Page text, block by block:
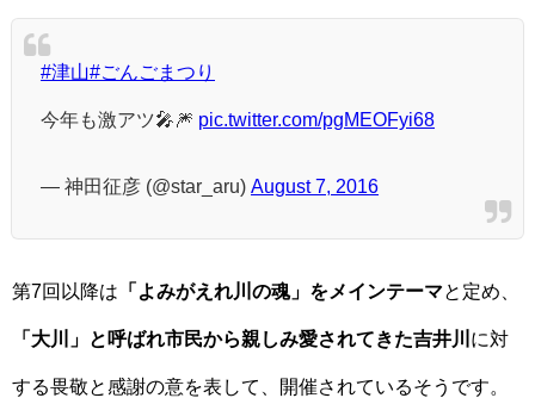
#津山#ごんごまつり
今年も激アツ🎤🎆 pic.twitter.com/pgMEOFyi68
— 神田征彦 (@star_aru) August 7, 2016
第7回以降は 「よみがえれ川の魂」をメインテーマと定め、
「大川」と呼ばれ市民から親しみ愛されてきた吉井川 に対
する畏敬と感謝の意を表して、開催されているそうです。